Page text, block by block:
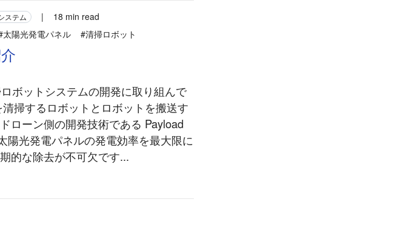
ステム |
18 min read
太陽光発電パネル #清掃ロボット
ボットシステムの開発に取り組んで
掃するロボットとロボットを搬送す
ローン側の開発技術である Payload
陽光発電パネルの発電効率を最大限に
的な除去が不可欠です...